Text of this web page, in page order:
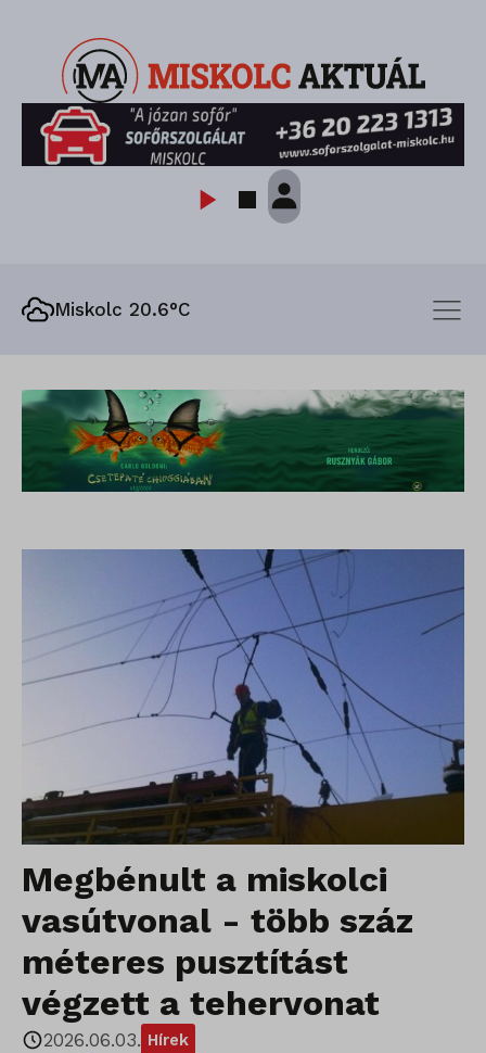
Miskolc 20.6°C
Megbénult a miskolci
vasútvonal - több száz
méteres pusztítást
végzett a tehervonat
2026.06.03. Hírek